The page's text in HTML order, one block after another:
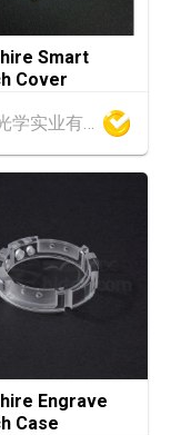
(香港会议展览
会议 2026 (香港
冬）博览会 (202
列︰AI「资」
司×AI】资助驱
Smart
Cover
新源光学实业有限公司
Engrave
Case